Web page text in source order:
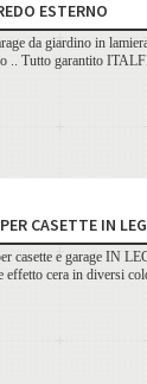
ESTERNO
da giardino in
.. Tutto garantito
CASETTE IN
casette e garage IN
effetto cera in diversi